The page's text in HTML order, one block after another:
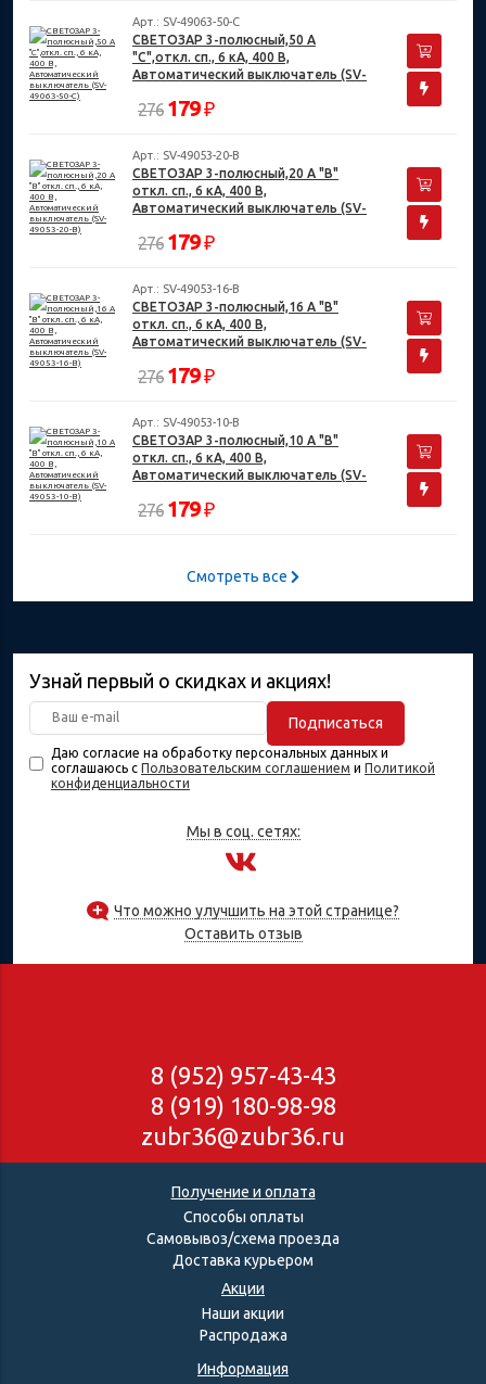
Арт.: SV-49063-50-C
СВЕТОЗАР 3-полюсный,50 A
"C",откл. сп., 6 кА, 400 В,
Автоматический выключатель (SV-
276 179₽
Арт.: SV-49053-20-B
СВЕТОЗАР 3-полюсный,20 A "B"
откл. сп., 6 кА, 400 В,
Автоматический выключатель (SV-
276 179₽
Арт.: SV-49053-16-B
СВЕТОЗАР 3-полюсный,16 A "B"
откл. сп., 6 кА, 400 В,
Автоматический выключатель (SV-
276 179₽
Арт.: SV-49053-10-B
СВЕТОЗАР 3-полюсный,10 A "B"
откл. сп., 6 кА, 400 В,
Автоматический выключатель (SV-
276 179₽
Смотреть все
Узнай первый о скидках и акциях!
Подписаться
Даю согласие на обработку персональных данных и
соглашаюсь с Пользовательским соглашением и Политикой
конфиденциальности
Мы в соц. сетях:
Что можно улучшить на этой странице?
Оставить отзыв
8 (952) 957-43-43
8 (919) 180-98-98
zubr36@zubr36.ru
Получение и оплата
Способы оплаты
Самовывоз/схема проезда
Доставка курьером
Акции
Наши акции
Распродажа
Информация